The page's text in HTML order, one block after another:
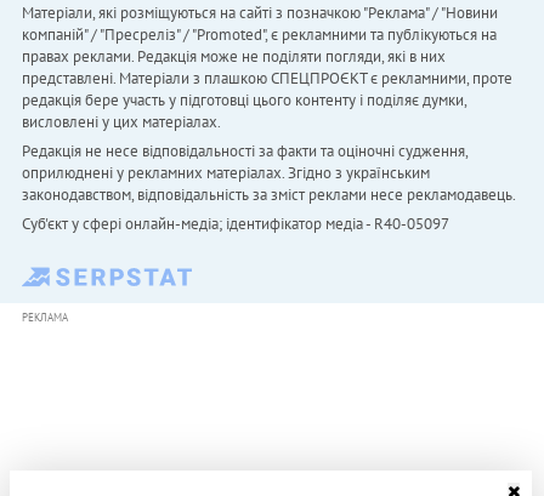
Матеріали, які розміщуються на сайті з позначкою "Реклама" / "Новини
компаній" / "Пресреліз" / "Promoted", є рекламними та публікуються на
правах реклами. Редакція може не поділяти погляди, які в них
представлені. Матеріали з плашкою СПЕЦПРОЄКТ є рекламними, проте
редакція бере участь у підготовці цього контенту і поділяє думки,
висловлені у цих матеріалах.
Редакція не несе відповідальності за факти та оціночні судження,
оприлюднені у рекламних матеріалах. Згідно з українським
законодавством, відповідальність за зміст реклами несе рекламодавець.
Cуб'єкт у сфері онлайн-медіа; ідентифікатор медіа - R40-05097
РЕКЛАМА